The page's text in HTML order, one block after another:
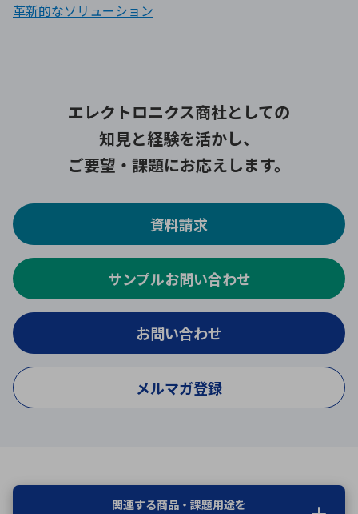
革新的なソリューション
エレクトロニクス商社としての
知見と経験を活かし、
ご要望・課題にお応えします。
資料請求
サンプルお問い合わせ
お問い合わせ
メルマガ登録
関連する商品・課題用途を